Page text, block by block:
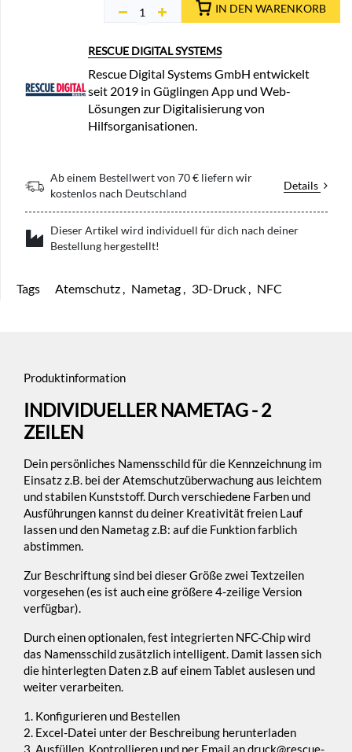
IN DEN WARENKORB
RESCUE DIGITAL SYSTEMS
Rescue Digital Systems GmbH entwickelt
seit 2019 in Güglingen App und Web-
Lösungen zur Digitalisierung von
Hilfsorganisationen.
Ab einem Bestellwert von 70 € liefern wir
kostenlos nach Deutschland
Details
Dieser Artikel wird individuell für dich nach deiner
Bestellung hergestellt!
Tags Atemschutz, Nametag, 3D-Druck, NFC
Produktinformation
INDIVIDUELLER NAMETAG - 2
ZEILEN
Dein persönliches Namensschild für die Kennzeichnung im
Einsatz z.B. bei der Atemschutzüberwachung aus leichtem
und stabilen Kunststoff. Durch verschiedene Farben und
Ausführungen kannst du deiner Kreativität freien Lauf
lassen und den Nametag z.B: auf die Funktion farblich
abstimmen.
Zur Beschriftung sind bei dieser Größe zwei Textzeilen
vorgesehen (es ist auch eine größere 4-zeilige Version
verfügbar).
Durch einen optionalen, fest integrierten NFC-Chip wird
das Namensschild zusätzlich intelligent. Damit lassen sich
die hinterlegten Daten z.B auf einem Tablet auslesen und
weiter verarbeiten.
1. Konfigurieren und Bestellen
2. Excel-Datei unter der Beschreibung herunterladen
3. Ausfüllen, Kontrollieren und per Email an druck@rescue-